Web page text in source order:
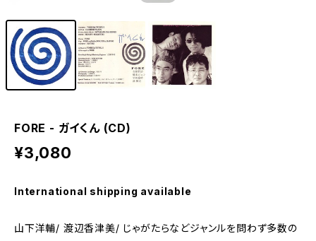
FORE - ガイくん (CD)
¥3,080
International shipping available
山下洋輔/ 渡辺香津美/ じゃがたらなどジャンルを問わず多数の